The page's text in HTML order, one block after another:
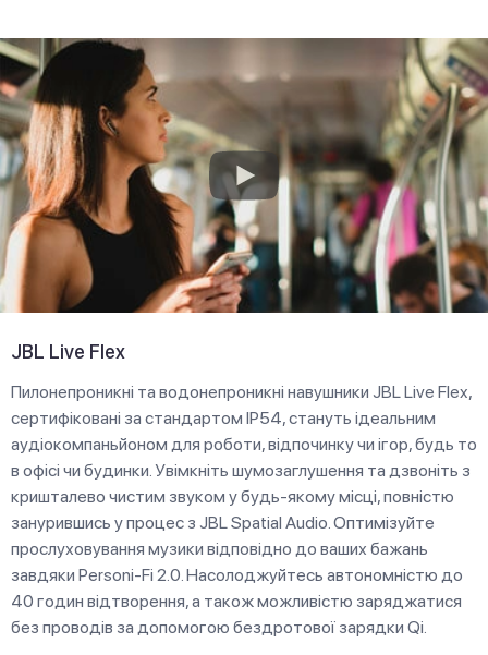
JBL Live Flex
Пилонепроникні та водонепроникні навушники JBL Live Flex,
сертифіковані за стандартом IP54, стануть ідеальним
аудіокомпаньйоном для роботи, відпочинку чи ігор, будь то
в офісі чи будинки. Увімкніть шумозаглушення та дзвоніть з
кришталево чистим звуком у будь-якому місці, повністю
занурившись у процес з JBL Spatial Audio. Оптимізуйте
прослуховування музики відповідно до ваших бажань
завдяки Personi-Fi 2.0. Насолоджуйтесь автономністю до
40 годин відтворення, а також можливістю заряджатися
без проводів за допомогою бездротової зарядки Qi.